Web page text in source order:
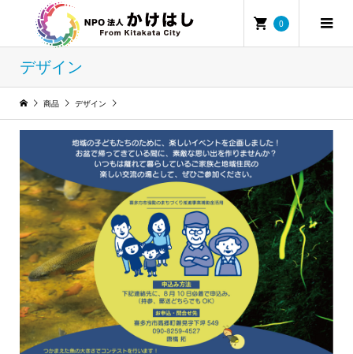
0
デザイン
商品 デザイン